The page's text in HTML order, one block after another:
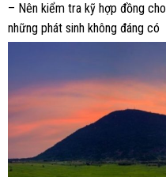
– Nên kiểm tra kỹ hợp đồng
những phát sinh không đáng có